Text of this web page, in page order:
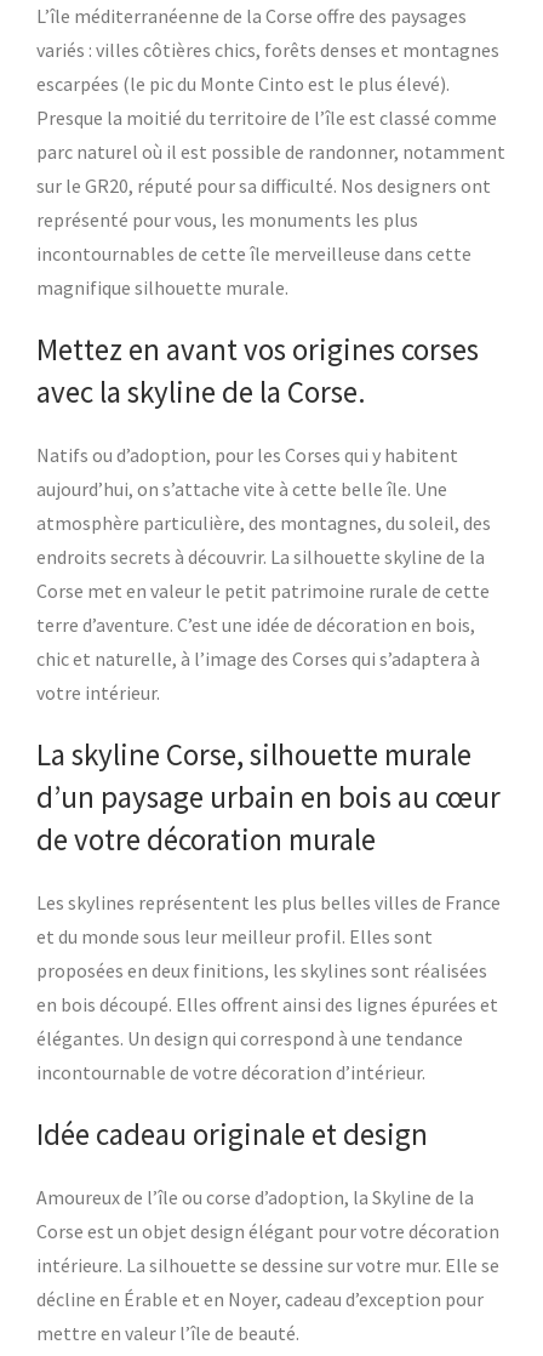
L’île méditerranéenne de la Corse offre des paysages
variés : villes côtières chics, forêts denses et montagnes
escarpées (le pic du Monte Cinto est le plus élevé).
Presque la moitié du territoire de l’île est classé comme
parc naturel où il est possible de randonner, notamment
sur le GR20, réputé pour sa difficulté. Nos designers ont
représenté pour vous, les monuments les plus
incontournables de cette île merveilleuse dans cette
magnifique silhouette murale.
Mettez en avant vos origines corses
avec la skyline de la Corse.
Natifs ou d’adoption, pour les Corses qui y habitent
aujourd’hui, on s’attache vite à cette belle île. Une
atmosphère particulière, des montagnes, du soleil, des
endroits secrets à découvrir. La silhouette skyline de la
Corse met en valeur le petit patrimoine rurale de cette
terre d’aventure. C’est une idée de décoration en bois,
chic et naturelle, à l’image des Corses qui s’adaptera à
votre intérieur.
La skyline Corse, silhouette murale
d’un paysage urbain en bois au cœur
de votre décoration murale
Les skylines représentent les plus belles villes de France
et du monde sous leur meilleur profil. Elles sont
proposées en deux finitions, les skylines sont réalisées
en bois découpé. Elles offrent ainsi des lignes épurées et
élégantes. Un design qui correspond à une tendance
incontournable de votre décoration d’intérieur.
Idée cadeau originale et design
Amoureux de l’île ou corse d’adoption, la Skyline de la
Corse est un objet design élégant pour votre décoration
intérieure. La silhouette se dessine sur votre mur. Elle se
décline en Érable et en Noyer, cadeau d’exception pour
mettre en valeur l’île de beauté.